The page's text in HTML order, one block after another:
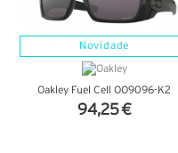
Novidade
Oakley Fuel Cell OO9096-K2
94,25 €